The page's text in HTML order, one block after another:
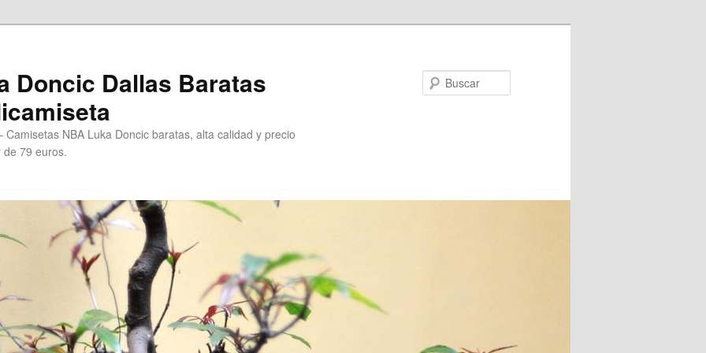
Doncic Dallas Baratas
NBA Luka Doncic baratas, alta calidad y precio
79 euros.